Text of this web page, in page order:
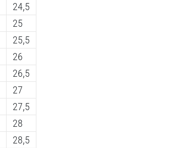
24,5
25
25,5
26
26,5
27
27,5
28
28,5